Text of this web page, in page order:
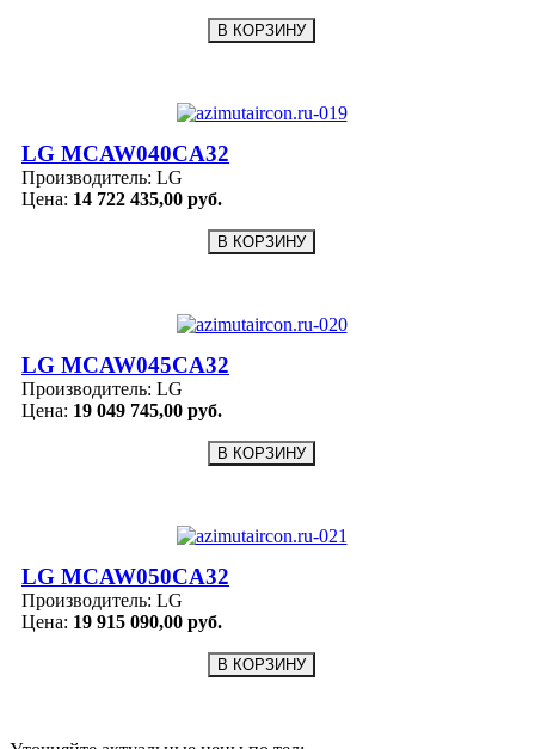
LG MCAW040CA32
Производитель: LG
Цена: 14 722 435,00 руб.
LG MCAW045CA32
Производитель: LG
Цена: 19 049 745,00 руб.
LG MCAW050CA32
Производитель: LG
Цена: 19 915 090,00 руб.